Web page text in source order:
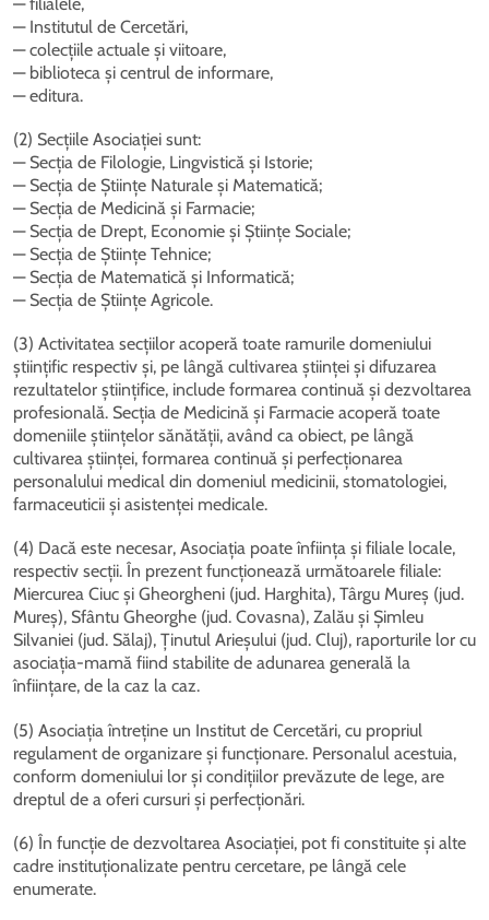
— Institutul de Cercetări,
— colecțiile actuale și viitoare,
— biblioteca și centrul de informare,
— editura.
(2) Secțiile Asociației sunt:
— Secția de Filologie, Lingvistică și Istorie;
— Secția de Științe Naturale și Matematică;
— Secția de Medicină și Farmacie;
— Secția de Drept, Economie și Științe Sociale;
— Secția de Științe Tehnice;
— Secția de Matematică și Informatică;
— Secția de Științe Agricole.
(3) Activitatea secțiilor acoperă toate ramurile domeniului
științific respectiv și, pe lângă cultivarea științei și difuzarea
rezultatelor științifice, include formarea continuă și dezvoltarea
profesională. Secția de Medicină și Farmacie acoperă toate
domeniile științelor sănătății, având ca obiect, pe lângă
cultivarea științei, formarea continuă și perfecționarea
personalului medical din domeniul medicinii, stomatologiei,
farmaceuticii și asistenței medicale.
(4) Dacă este necesar, Asociația poate înființa și filiale locale,
respectiv secții. În prezent funcționează următoarele filiale:
Miercurea Ciuc și Gheorgheni (jud. Harghita), Târgu Mureș (jud.
Mureș), Sfântu Gheorghe (jud. Covasna), Zalău și Șimleu
Silvaniei (jud. Sălaj), Ținutul Arieșului (jud. Cluj), raporturile lor cu
asociația-mamă fiind stabilite de adunarea generală la
înființare, de la caz la caz.
(5) Asociația întreține un Institut de Cercetări, cu propriul
regulament de organizare și funcționare. Personalul acestuia,
conform domeniului lor și condițiilor prevăzute de lege, are
dreptul de a oferi cursuri și perfecționări.
(6) În funcție de dezvoltarea Asociației, pot fi constituite și alte
cadre instituționalizate pentru cercetare, pe lângă cele
enumerate.